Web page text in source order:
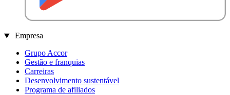
Empresa
Grupo Accor
Gestão e franquias
Carreiras
Desenvolvimento sustentável
Programa de afiliados